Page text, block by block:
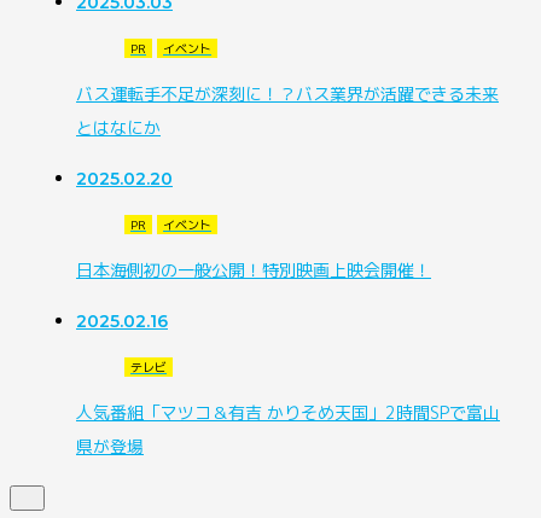
PR イベント
バス運転手不足が深刻に！？バス業界が活躍できる未来
とはなにか
2025.02.20
PR イベント
日本海側初の一般公開！特別映画上映会開催！
2025.02.16
テレビ
人気番組「マツコ＆有吉 かりそめ天国」2時間SPで富山
県が登場